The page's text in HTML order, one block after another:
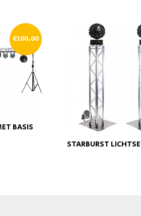
BASIS
€100.00
STARBURST